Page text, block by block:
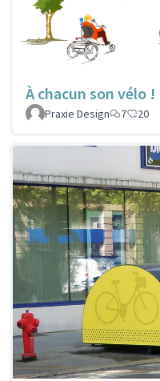
À chacun son vélo !
Praxie Design
7 20